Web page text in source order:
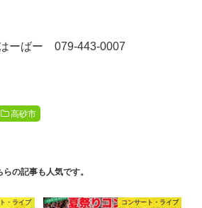
はーばー 079-443-0007
高砂市
らの記事も人気です。
・ライブ コンサート・ライブ